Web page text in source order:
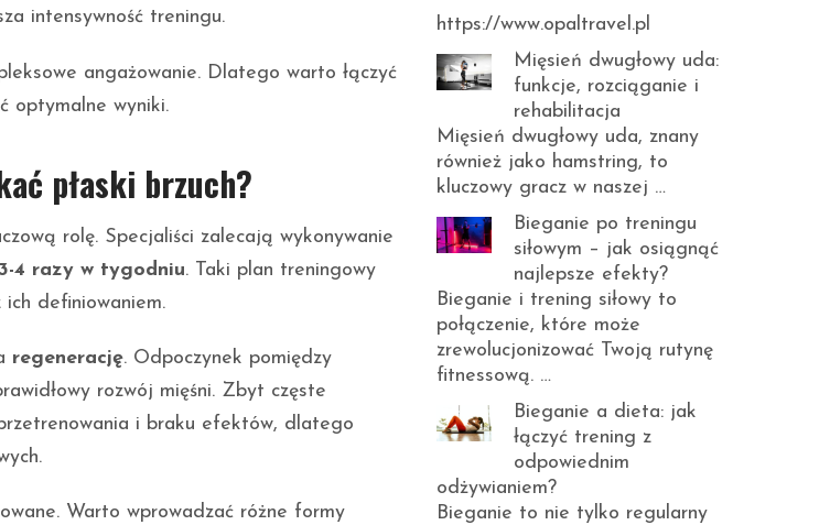
intensywność treningu.
angażowanie. Dlatego warto łączyć
optymalne wyniki.
płaski brzuch?
rolę. Specjaliści zalecają wykonywanie
3-4 razy w tygodniu. Taki plan treningowy
definiowaniem.
regenerację. Odpoczynek pomiędzy
rozwój mięśni. Zbyt częste
i braku efektów, dlatego
Warto wprowadzać różne formy
https://www.opaltravel.pl
Mięsień dwugłowy uda:
funkcje, rozciąganie i
rehabilitacja
Mięsień dwugłowy uda, znany
również jako hamstring, to
kluczowy gracz w naszej …
Bieganie po treningu
siłowym – jak osiągnąć
najlepsze efekty?
Bieganie i trening siłowy to
połączenie, które może
zrewolucjonizować Twoją rutynę
fitnessową. …
Bieganie a dieta: jak
łączyć trening z
odpowiednim
odżywianiem?
Bieganie to nie tylko regularny